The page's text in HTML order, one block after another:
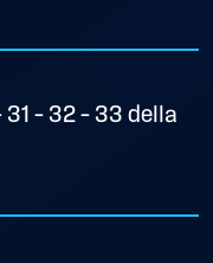
– 32 – 33 della